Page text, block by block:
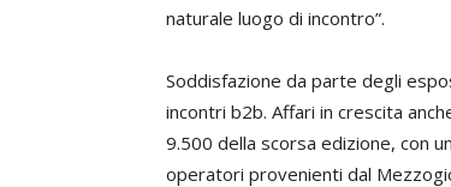
naturale luogo di incontro”.
Soddisfazione da parte degli
incontri b2b. Affari in crescita
9.500 della scorsa edizione, con
operatori provenienti dal